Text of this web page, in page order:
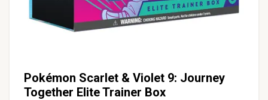
Pokémon Scarlet & Violet 9: Journey
Together Elite Trainer Box